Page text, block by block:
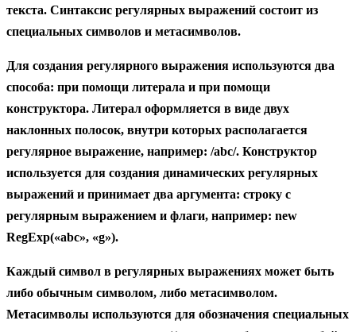
текста. Синтаксис регулярных выражений состоит из
специальных символов и метасимволов.
Для создания регулярного выражения используются два
способа: при помощи литерала и при помощи
конструктора. Литерал оформляется в виде двух
наклонных полосок, внутри которых располагается
регулярное выражение, например: /abc/. Конструктор
используется для создания динамических регулярных
выражений и принимает два аргумента: строку с
регулярным выражением и флаги, например: new
RegExp(«abc», «g»).
Каждый символ в регулярных выражениях может быть
либо обычным символом, либо метасимволом.
Метасимволы используются для обозначения специальных